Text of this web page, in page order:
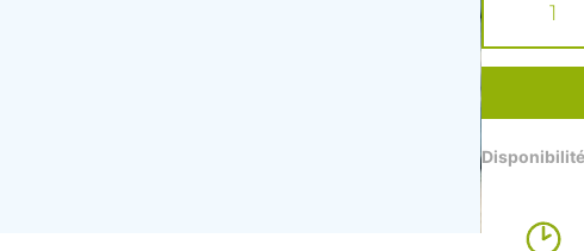
PELLE
A
PAIN/PIZZA
ALUMINIUM
LOUIS
TELLIER